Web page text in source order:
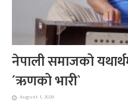
नेपाली समाजको
´ऋणको भारी`
August 1, 2026